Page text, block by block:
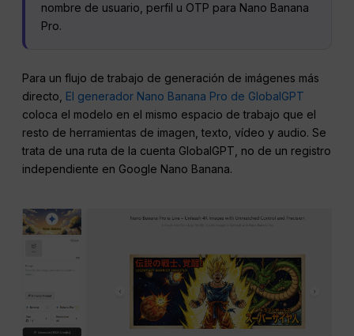
nombre de usuario, perfil u OTP para Nano Banana
Pro.
Para un flujo de trabajo de generación de imágenes más
directo, El generador Nano Banana Pro de GlobalGPT
coloca el modelo en el mismo espacio de trabajo que el
resto de herramientas de imagen, texto, vídeo y audio. Se
trata de una ruta de la cuenta GlobalGPT, no de un registro
independiente en Google Nano Banana.